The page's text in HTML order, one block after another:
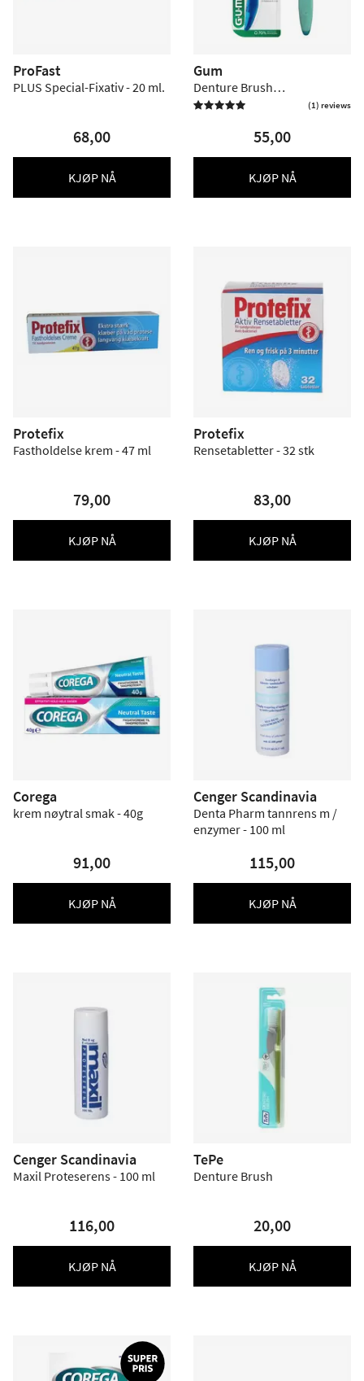
ProFast
PLUS Special-Fixativ - 20 ml.
68,00
KJØP NÅ
Gum
Denture Brush
protesetannbørste
 (1) reviews
55,00
KJØP NÅ
Protefix
Fastholdelse krem - 47 ml
79,00
KJØP NÅ
Protefix
Rensetabletter - 32 stk
83,00
KJØP NÅ
Corega
krem nøytral smak - 40g
91,00
KJØP NÅ
Cenger Scandinavia
Denta Pharm tannrens m /
enzymer - 100 ml
115,00
KJØP NÅ
Cenger Scandinavia
Maxil Proteserens - 100 ml
116,00
KJØP NÅ
TePe
Denture Brush
20,00
KJØP NÅ